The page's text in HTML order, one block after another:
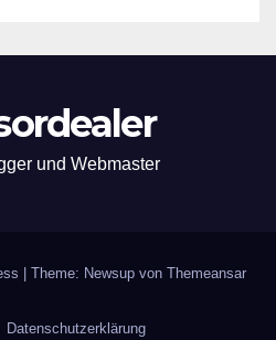
und Webmaster
Theme: Newsup von Themeansar
Datenschutzerklärung